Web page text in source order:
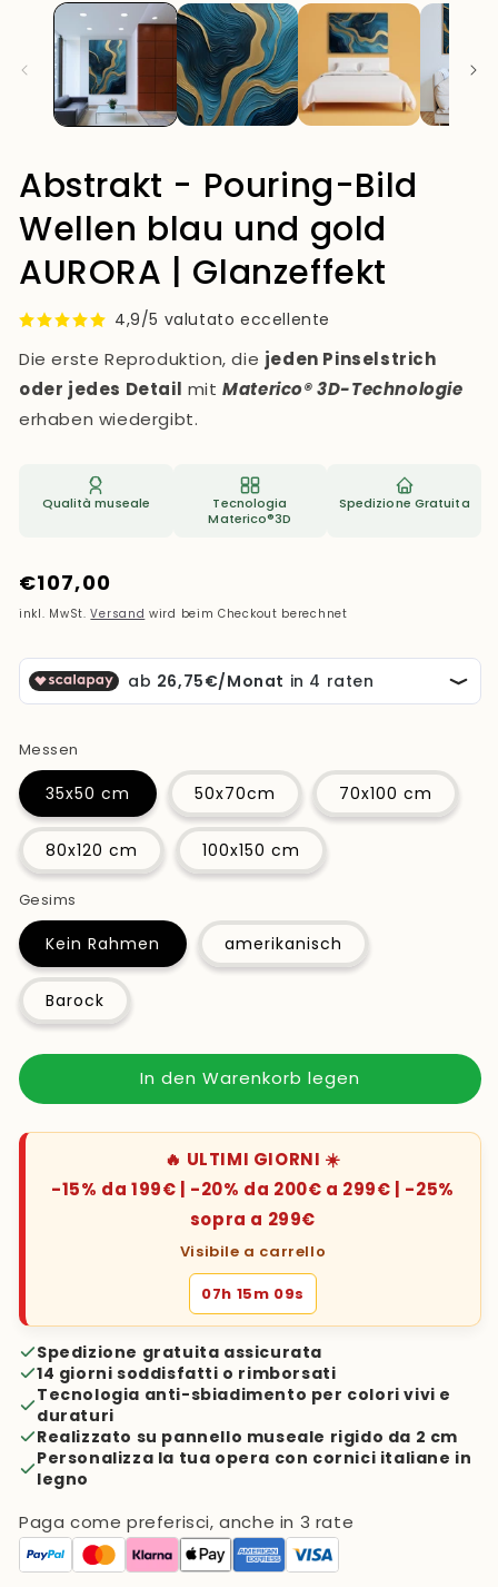
öffnen
Abstrakt - Pouring-Bild
Wellen blau und gold
AURORA | Glanzeffekt
4,9/5 valutato eccellente
Die erste Reproduktion, die jeden Pinselstrich
oder jedes Detail mitMaterico® 3D-Technologie
erhaben wiedergibt.
Qualità museale
Tecnologia
Materico®3D
Spedizione Gratuita
Normaler
Preis
€107,00
inkl. MwSt.Versand wird beim Checkout berechnet
Messen
35x50 cm 50x70cm 70x100 cm
80x120 cm 100x150 cm
Gesims
Kein Rahmen amerikanisch
Barock
In den Warenkorb legen
🔥 ULTIMI GIORNI ☀️
-15% da 199€ | -20% da 200€ a 299€ | -25%
sopra a 299€
Visibile a carrello
07h 15m 08s
Spedizione gratuita assicurata
14 giorni soddisfatti o rimborsati
Tecnologia anti-sbiadimento per colori vivi e
duraturi
Realizzato su pannello museale rigido da 2 cm
Personalizza la tua opera con cornici italiane in
legno
Paga come preferisci, anche in 3 rate